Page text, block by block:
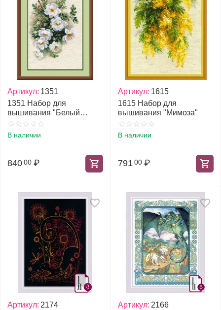
Артикул: 1351
1351 Набор для
вышивания "Белый
шиповник"
В наличии
840 00 ₽
Артикул: 1615
1615 Набор для
вышивания "Мимоза"
В наличии
791 00 ₽
Артикул: 2174
Артикул: 2166